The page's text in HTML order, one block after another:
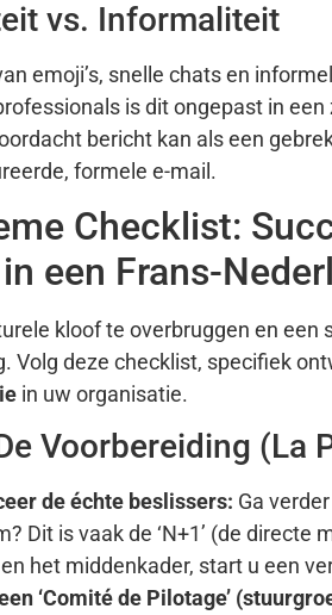
vs. Informaliteit
emoji’s, snelle chats en
is dit ongepast in
bericht kan als een
formele e-mail.
Checklist:
een Frans-
kloof te overbruggen en
Volg deze checklist, specifiek
in uw organisatie.
Voorbereiding (La
de échte beslissers: Ga
Dit is vaak de ‘N+1’ (de
het middenkader, start u een
‘Comité de Pilotage’